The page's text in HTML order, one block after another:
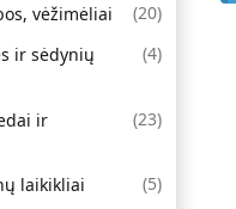
vėžimėliai (20)
ir sėdynių
(4)
ir
(23)
laikikliai (5)